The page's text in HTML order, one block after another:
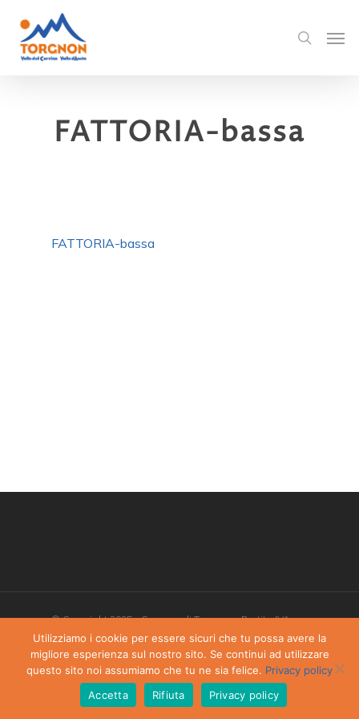
FATTORIA-bassa
FATTORIA-bassa
© Copyright 2025 - Comune di Torgnon - Partita IVA:
00405970070
Privacy Policy-Dichiarazione di accessibilità
Utilizziamo i cookie per essere sicuri che tu possa avere la
migliore esperienza sul nostro sito. Se continui ad utilizzare
questo sito noi assumiamo che tu ne sia felice. Privacy policy
Accetta
Rifiuta Privacy policy